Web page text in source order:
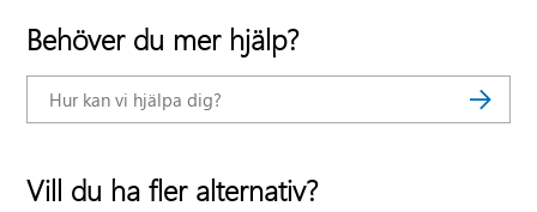
Behöver du mer hjälp?
Vill du ha fler alternativ?